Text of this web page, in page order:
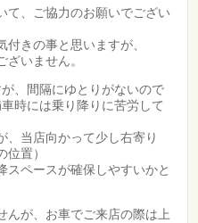
て、ご協力のお願いでござい
きの事と思いますが、
いません。
、間隔にゆとりがないので
時には乗り降りに苦労して
、当店向かって少し右寄り
位置）
スペースが確保しやすいかと
んが、お車でご来店の際は上